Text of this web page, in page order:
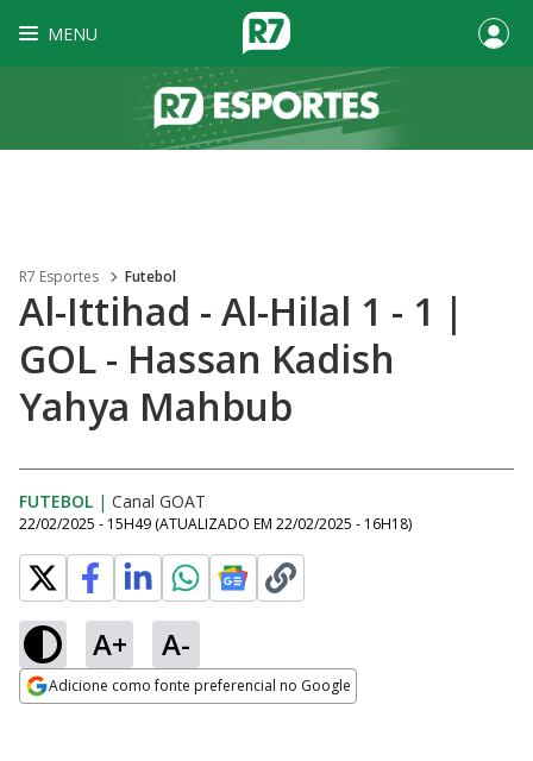
MENU
R7 Esportes Futebol
Al-Ittihad - Al-Hilal 1 - 1 |
GOL - Hassan Kadish
Yahya Mahbub
FUTEBOL | Canal GOAT
22/02/2025 - 15H49 (ATUALIZADO EM 22/02/2025 - 16H18)
A+ A-
Adicione como fonte preferencial no Google